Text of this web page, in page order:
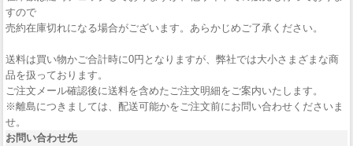
すので
売約在庫切れになる場合がございます。あらかじめご了承ください。
送料は買い物かご合計時に0円となりますが、弊社では大小さまざまな商
品を扱っております。
ご注文メール確認後に送料を含めたご注文明細をご案内いたします。
※離島につきましては、配送可能かをご注文前にお問い合わせくださいま
せ。
お問い合わせ先